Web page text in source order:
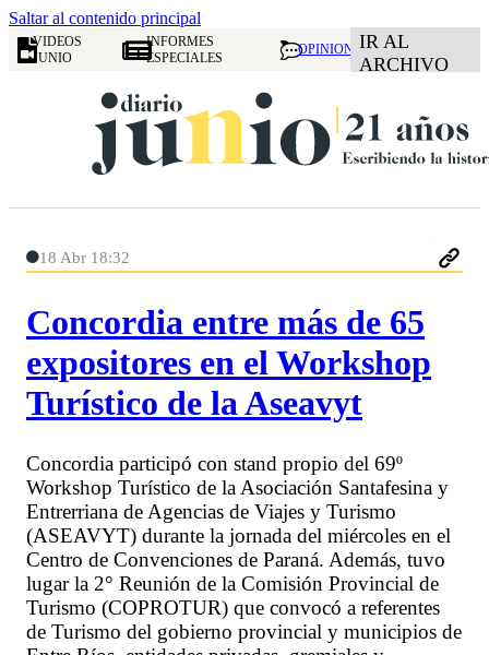
Saltar al contenido principal
VIDEOS
JUNIO
INFORMES
ESPECIALES
OPINION IR AL
ARCHIVO
18 Abr 18:32
Concordia entre más de 65
expositores en el Workshop
Turístico de la Aseavyt
Concordia participó con stand propio del 69º
Workshop Turístico de la Asociación Santafesina y
Entrerriana de Agencias de Viajes y Turismo
(ASEAVYT) durante la jornada del miércoles en el
Centro de Convenciones de Paraná. Además, tuvo
lugar la 2° Reunión de la Comisión Provincial de
Turismo (COPROTUR) que convocó a referentes
de Turismo del gobierno provincial y municipios de